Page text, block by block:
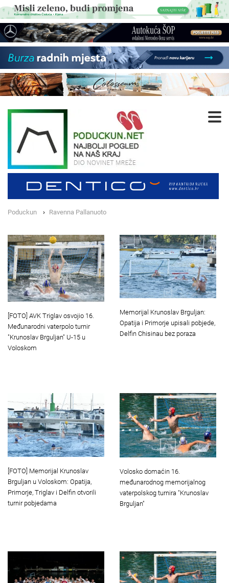
Poduckun Ravenna Pallanuoto
[FOTO] AVK Triglav osvojio 16.
Međunarodni vaterpolo turnir
"Krunoslav Brguljan" U-15 u
Voloskom
Memorijal Krunoslav Brguljan:
Opatija i Primorje upisali pobjede,
Delfin Chisinau bez poraza
[FOTO] Memorijal Krunoslav
Brguljan u Voloskom: Opatija,
Primorje, Triglav i Delfin otvorili
turnir pobjedama
Volosko domaćin 16.
međunarodnog memorijalnog
vaterpolskog turnira "Krunoslav
Brguljan"